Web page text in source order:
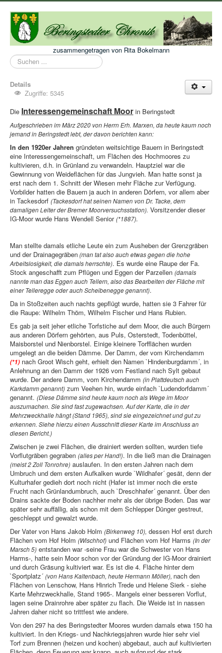
zusammengetragen von Rita Bokelmann
Suchen
...
Details
Zugriffe: 5345
Die Interessengemeinschaft Moor in Beringstedt
Aufgeschrieben im März 2020 von Herrn Erh. Marxen, da heute kaum noch
jemand in Beringstedt lebt, der davon berichten kann:
In den 1920er Jahren gründeten weitsichtige Bauern in Beringstedt
eine Interessengemeinschaft, um Flächen des Hochmoores zu
kultivieren, d.h. in Grünland zu verwandeln. Hauptziel war die
Gewinnung von Weideflächen für das Jungvieh. Man hatte sonst ja
erst nach dem 1. Schnitt der Wiesen mehr Fläche zur Verfügung.
Vorbilder hatten die Bauern ja auch in anderen Dörfern, vor allem aber
in Tackesdorf (Tackesdorf hat seinen Namen von Dr. Tacke, dem
damaligen Leiter der Bremer Moorversuchsstation). Vorsitzender dieser
IG-Moor wurde Hans Wendell Senior(*1887).
Man stellte damals etliche Leute ein zum Ausheben der Grenzgräben
und der Drainagegräben(man tat also auch etwas gegen die hohe
Arbeitslosigkeit, die damals herrschte). Es wurde eine Raupe der Fa.
Stock angeschafft zum Pflügen und Eggen der Parzellen (damals
nannte man das Eggen auch Tellern, also das Bearbeiten der Fläche mit
einer Telleregge oder auch Scheibenegge genannt).
Da in Stoßzeiten auch nachts gepflügt wurde, hatten sie 3 Fahrer für
die Raupe: Wilhelm Thöm, Wilhelm Fischer und Hans Rubien.
Es gab ja seit jeher etliche Torfstiche auf dem Moor, die auch Bürgern
aus anderen Dörfern gehörten, aus Puls, Osterstedt, Todenbüttel,
Maisborstel und Nienborstel. Einige kleinere Torfflächen wurden
umgelegt an die beiden Dämme. Der Damm, der vom Kirchendamm
(*1) nach Groot Wisch geht, erhielt den Namen `Hindenburgdamm´, in
Anlehnung an den Damm der 1926 vom Festland nach Sylt gebaut
wurde. Der andere Damm, vom Kirchendamm (in Plattdeutsch auch
Karkdamm genannt) zum Veehen hin, wurde einfach `Ludendorfdamm´
genannt. (Diese Dämme sind heute kaum noch als Wege im Moor
auszumachen. Sie sind fast zugewachsen. Auf der Karte, die in der
Mehrzweckhalle hängt (Stand 1965), sind sie eingezeichnet und gut zu
erkennen. Siehe hierzu einen Ausschnitt dieser Karte im Anschluss an
diesen Bericht.)
Zwischen je zwei Flächen, die drainiert werden sollten, wurden tiefe
Vorflutgräben gegraben (alles per Hand!). In die ließ man die Drainagen
(meist 2 Zoll Tonrohre) auslaufen. In den ersten Jahren nach dem
Umbruch und dem ersten Aufkalken wurde `Wildhafer´ gesät, denn der
Kulturhafer gedieh dort noch nicht (Hafer ist immer noch die erste
Frucht nach Grünlandumbruch, auch `Dreschhafer´ genannt. Über den
Drains sackte der Boden nachher mehr als der übrige Boden. Das war
später sehr auffällig, als schon mit dem Schlepper Dünger gestreut,
geschleppt und gewalzt wurde.
Der Vater von Hans Jakob Holm (Birkenweg 10), dessen Hof erst durch
Flächen vom Hof Holm (Wischhof) und Flächen vom Hof Harms (In der
Marsch 5) entstanden war -seine Frau war die Schwester von Hans
Harms-, hatte sein Moor schon vor der Gründung der IG-Moor drainiert
und durch Gräsung kultiviert war. Es ist die 4. Fläche hinter dem
`Sportplatz´(von Hans Kaltenbach, heute Hermann Möller), nach den
Flächen von Lenschow, Hans Hinrich Trede und Helene Sierk - siehe
Karte Mehrzweckhalle, Stand 1965-. Mangels einer besseren Vorflut,
lagen seine Drainrohre aber später zu flach. Die Weide ist in nassen
Jahren daher nicht so trittfest wie andere.
Von den 297 ha des Beringstedter Moores wurden damals etwa 150 ha
kultiviert. In den Kriegs- und Nachkriegsjahren wurde hier sehr viel
Torf zum Brennen (heizen und kochen) abgebaut, auch auf kultivierten